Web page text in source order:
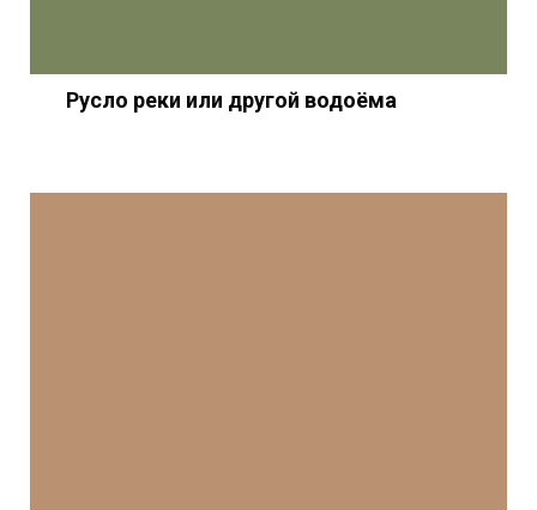
Русло реки или другой водоёма